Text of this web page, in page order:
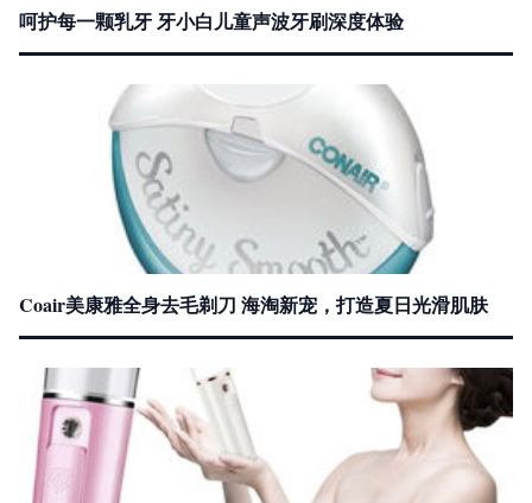
呵护每一颗乳牙 牙小白儿童声波牙刷深度体验
Coair美康雅全身去毛剃刀 海淘新宠，打造夏日光滑肌肤